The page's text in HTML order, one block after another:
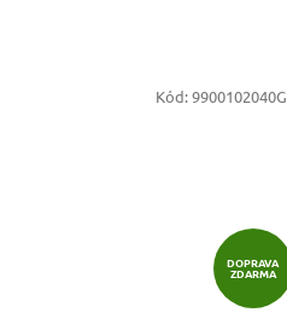
DOPRAVA
ZDARMA
Kód:9900102040G